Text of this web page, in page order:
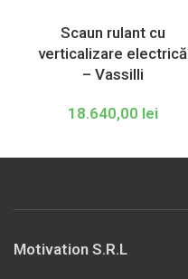
Scaun rulant cu
verticalizare electrică
– Vassilli
18.640,00 lei
Motivation S.R.L